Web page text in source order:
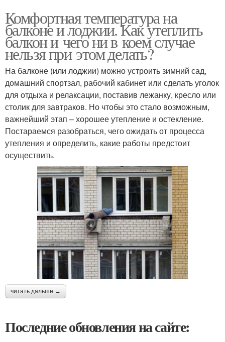
Комфортная температура на
балконе и лоджии. Как утеплить
балкон и чего ни в коем случае
нельзя при этом делать?
На балконе (или лоджии) можно устроить зимний сад,
домашний спортзал, рабочий кабинет или сделать уголок
для отдыха и релаксации, поставив лежанку, кресло или
столик для завтраков. Но чтобы это стало возможным,
важнейший этап – хорошее утепление и остекление.
Постараемся разобраться, чего ожидать от процесса
утепления и определить, какие работы предстоит
осуществить.
читать дальше →
Последние обновления на сайте: